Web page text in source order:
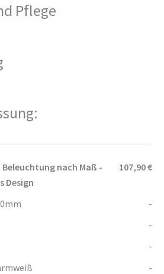
Pflege
Beleuchtung nach Maß -
Design
107,90 €
-
-
-
-